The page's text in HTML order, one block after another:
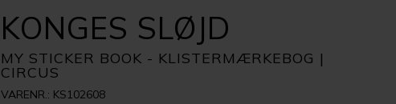
KONGES SLØJD
MY STICKER BOOK - KLISTERMÆRKEBOG |
CIRCUS
VARENR.: KS102608